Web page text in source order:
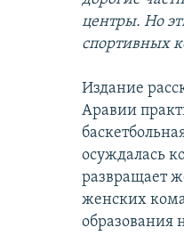
центры. Но
спортивных
Издание
Аравии
осуждалась
развращает
женских
образования